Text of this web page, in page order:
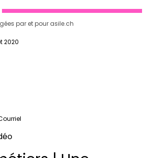
par et pour asile.ch
2020